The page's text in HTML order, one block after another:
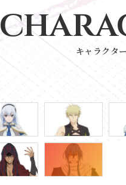
キャラクター